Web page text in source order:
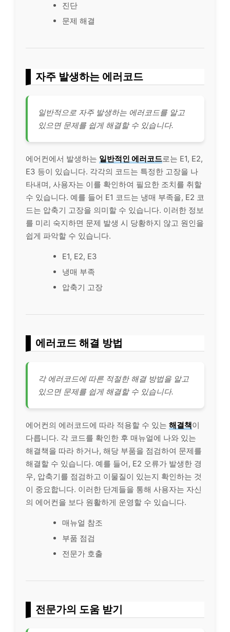
진단
문제 해결
자주 발생하는 에러코드
일반적으로 자주 발생하는 에러코드를 알고
있으면 문제를 쉽게 해결할 수 있습니다.
에어컨에서 발생하는 일반적인 에러코드로는 E1, E2,
E3 등이 있습니다. 각각의 코드는 특정한 고장을 나
타내며, 사용자는 이를 확인하여 필요한 조치를 취할
수 있습니다. 예를 들어 E1 코드는 냉매 부족을, E2 코
드는 압축기 고장을 의미할 수 있습니다. 이러한 정보
를 미리 숙지하면 문제 발생 시 당황하지 않고 원인을
쉽게 파악할 수 있습니다.
E1, E2, E3
냉매 부족
압축기 고장
에러코드 해결 방법
각 에러코드에 따른 적절한 해결 방법을 알고
있으면 문제를 쉽게 해결할 수 있습니다.
에어컨의 에러코드에 따라 적용할 수 있는 해결책이
다릅니다. 각 코드를 확인한 후 매뉴얼에 나와 있는
해결책을 따라 하거나, 해당 부품을 점검하여 문제를
해결할 수 있습니다. 예를 들어, E2 오류가 발생한 경
우, 압축기를 점검하고 이물질이 있는지 확인하는 것
이 중요합니다. 이러한 단계들을 통해 사용자는 자신
의 에어컨을 보다 원활하게 운영할 수 있습니다.
매뉴얼 참조
부품 점검
전문가 호출
전문가의 도움 받기